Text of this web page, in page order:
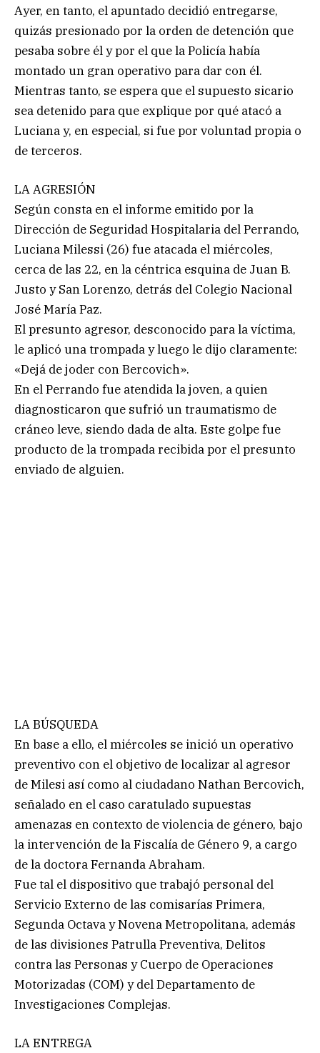
Ayer, en tanto, el apuntado decidió entregarse,
quizás presionado por la orden de detención que
pesaba sobre él y por el que la Policía había
montado un gran operativo para dar con él.
Mientras tanto, se espera que el supuesto sicario
sea detenido para que explique por qué atacó a
Luciana y, en especial, si fue por voluntad propia o
de terceros.
LA AGRESIÓN
Según consta en el informe emitido por la
Dirección de Seguridad Hospitalaria del Perrando,
Luciana Milessi (26) fue atacada el miércoles,
cerca de las 22, en la céntrica esquina de Juan B.
Justo y San Lorenzo, detrás del Colegio Nacional
José María Paz.
El presunto agresor, desconocido para la víctima,
le aplicó una trompada y luego le dijo claramente:
«Dejá de joder con Bercovich».
En el Perrando fue atendida la joven, a quien
diagnosticaron que sufrió un traumatismo de
cráneo leve, siendo dada de alta. Este golpe fue
producto de la trompada recibida por el presunto
enviado de alguien.
LA BÚSQUEDA
En base a ello, el miércoles se inició un operativo
preventivo con el objetivo de localizar al agresor
de Milesi así como al ciudadano Nathan Bercovich,
señalado en el caso caratulado supuestas
amenazas en contexto de violencia de género, bajo
la intervención de la Fiscalía de Género 9, a cargo
de la doctora Fernanda Abraham.
Fue tal el dispositivo que trabajó personal del
Servicio Externo de las comisarías Primera,
Segunda Octava y Novena Metropolitana, además
de las divisiones Patrulla Preventiva, Delitos
contra las Personas y Cuerpo de Operaciones
Motorizadas (COM) y del Departamento de
Investigaciones Complejas.
LA ENTREGA